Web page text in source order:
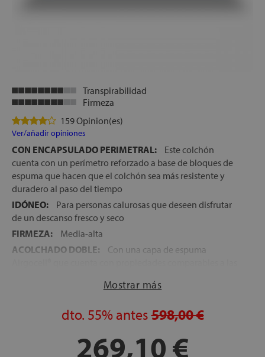
Transpirabilidad
Firmeza
159 Opinion(es)
Ver/añadir opiniones
CON ENCAPSULADO PERIMETRAL:
Este colchón
cuenta con un perímetro reforzado a base de bloques de
espuma que hacen que el colchón sea más resistente y
duradero al paso del tiempo
IDÓNEO:
Para personas calurosas que deseen disfrutar
de un descanso fresco y seco
FIRMEZA:
Media-alta
ACOLCHADO DOBLE:
Con una capa de espuma
distribuye la presión de manera homogénea
de 12,5 cm que dotan al colchón de una fantástica
DESENFUNDABLE: El colchón cuenta con una
Mostrar más
dto. 55% antes598,00 €
269,10 €